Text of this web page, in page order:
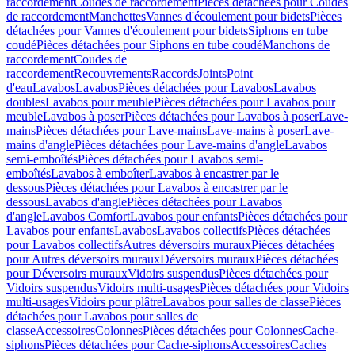
de raccordementManchettesVannes d'écoulement pour bidetsPièces
détachées pour Vannes d'écoulement pour bidetsSiphons en tube
coudéPièces détachées pour Siphons en tube coudéManchons de
raccordementCoudes de
raccordementRecouvrementsRaccordsJointsPoint
d'eauLavabosLavabosPièces détachées pour LavabosLavabos
doublesLavabos pour meublePièces détachées pour Lavabos pour
meubleLavabos à poserPièces détachées pour Lavabos à poserLave-
mainsPièces détachées pour Lave-mainsLave-mains à poserLave-
mains d'anglePièces détachées pour Lave-mains d'angleLavabos
semi-emboîtésPièces détachées pour Lavabos semi-
emboîtésLavabos à emboîterLavabos à encastrer par le
dessousPièces détachées pour Lavabos à encastrer par le
dessousLavabos d'anglePièces détachées pour Lavabos
d'angleLavabos ComfortLavabos pour enfantsPièces détachées pour
Lavabos pour enfantsLavabosLavabos collectifsPièces détachées
pour Lavabos collectifsAutres déversoirs murauxPièces détachées
pour Autres déversoirs murauxDéversoirs murauxPièces détachées
pour Déversoirs murauxVidoirs suspendusPièces détachées pour
Vidoirs suspendusVidoirs multi-usagesPièces détachées pour Vidoirs
multi-usagesVidoirs pour plâtreLavabos pour salles de classePièces
détachées pour Lavabos pour salles de
classeAccessoiresColonnesPièces détachées pour ColonnesCache-
siphonsPièces détachées pour Cache-siphonsAccessoiresCaches